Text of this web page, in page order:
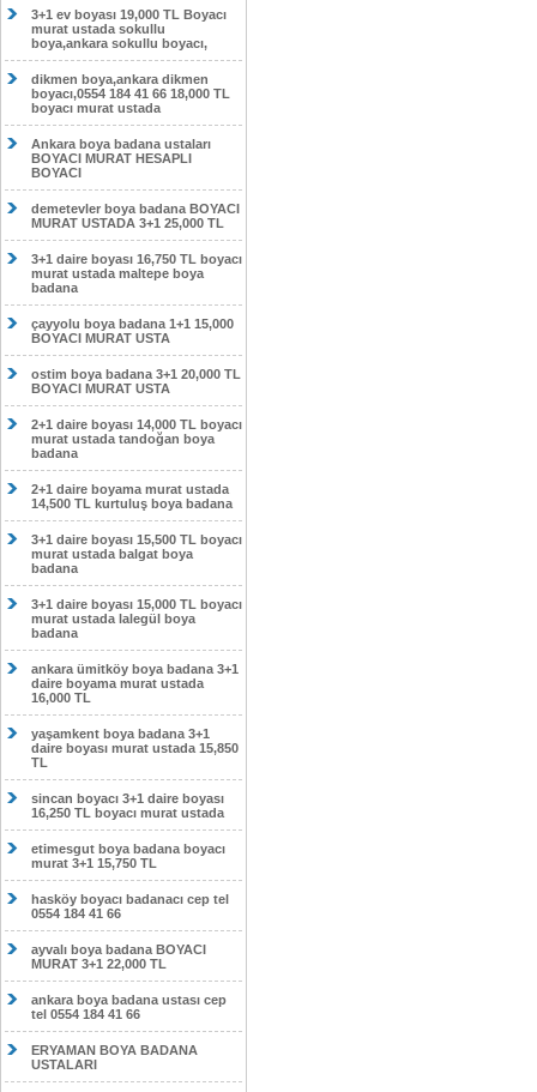
3+1 ev boyası 19,000 TL Boyacı
murat ustada sokullu
boya,ankara sokullu boyacı,
dikmen boya,ankara dikmen
boyacı,0554 184 41 66 18,000 TL
boyacı murat ustada
Ankara boya badana ustaları
BOYACI MURAT HESAPLI
BOYACI
demetevler boya badana BOYACI
MURAT USTADA 3+1 25,000 TL
3+1 daire boyası 16,750 TL boyacı
murat ustada maltepe boya
badana
çayyolu boya badana 1+1 15,000
BOYACI MURAT USTA
ostim boya badana 3+1 20,000 TL
BOYACI MURAT USTA
2+1 daire boyası 14,000 TL boyacı
murat ustada tandoğan boya
badana
2+1 daire boyama murat ustada
14,500 TL kurtuluş boya badana
3+1 daire boyası 15,500 TL boyacı
murat ustada balgat boya
badana
3+1 daire boyası 15,000 TL boyacı
murat ustada lalegül boya
badana
ankara ümitköy boya badana 3+1
daire boyama murat ustada
16,000 TL
yaşamkent boya badana 3+1
daire boyası murat ustada 15,850
TL
sincan boyacı 3+1 daire boyası
16,250 TL boyacı murat ustada
etimesgut boya badana boyacı
murat 3+1 15,750 TL
hasköy boyacı badanacı cep tel
0554 184 41 66
ayvalı boya badana BOYACI
MURAT 3+1 22,000 TL
ankara boya badana ustası cep
tel 0554 184 41 66
ERYAMAN BOYA BADANA
USTALARI